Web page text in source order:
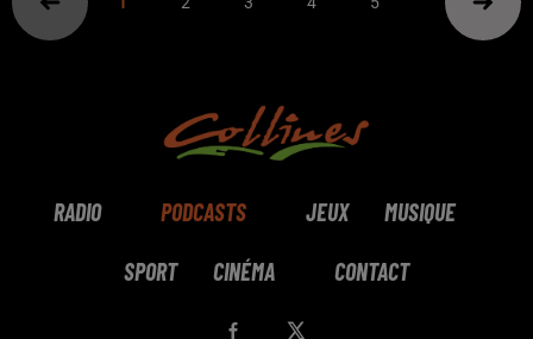
RADIO PODCASTS JEUX MUSIQUE
SPORT CINÉMA CONTACT